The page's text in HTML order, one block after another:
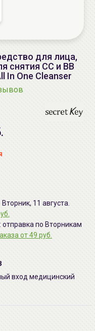
для лица,
снятия СС и ВВ
In One Cleanser
11 августа.
по Вторникам
от 49 руб.
вход медицинский